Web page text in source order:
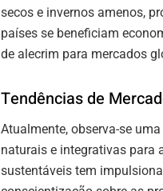
secos e invernos amenos,
países se beneficiam
de alecrim para mercados
Tendências de
Atualmente, observa-se
naturais e integrativas para
sustentáveis tem